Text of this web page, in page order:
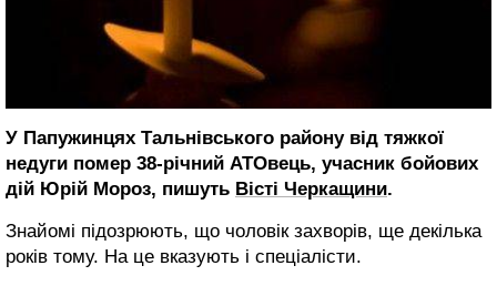
У Папужинцях Тальнівського району від тяжкої
недуги помер 38-річний АТОвець, учасник бойових
дій Юрій Мороз, пишуть Вісті Черкащини.
Знайомі підозрюють, що чоловік захворів, ще декілька
років тому. На це вказують і спеціалісти.